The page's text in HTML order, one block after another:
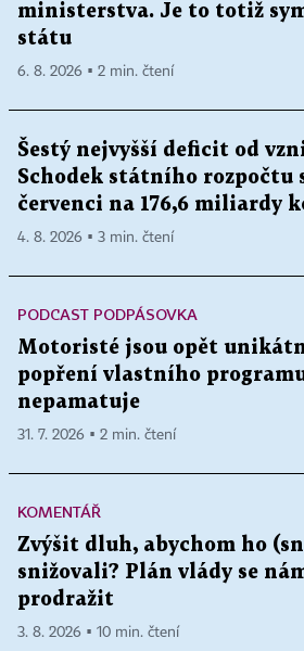
ministerstva. Je to totiž
státu
6. 8. 2026 ▪ 2 min. čtení
Šestý nejvyšší deficit od
Schodek státního rozpočtu
červenci na 176,6 miliardy
4. 8. 2026 ▪ 3 min. čtení
PODCAST PODPÁSOVKA
Motoristé jsou opět
popření vlastního
nepamatuje
31. 7. 2026 ▪ 2 min. čtení
KOMENTÁŘ
Zvýšit dluh, abychom ho
snižovali? Plán vlády se
prodražit
3. 8. 2026 ▪ 10 min. čtení